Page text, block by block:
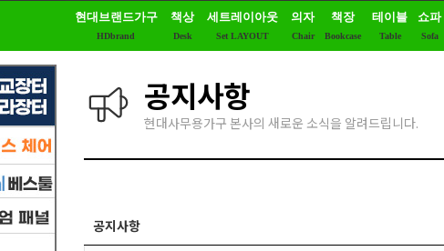
현대브랜드가구
HDbrand
책상
Desk
세트레이아웃
Set LAYOUT
의자
Chair
책장
Bookcase
테이블
Table
쇼파
Sofa
공지사항
현대사무용가구 본사의 새로운 소식을 알려드립니다.
공지사항